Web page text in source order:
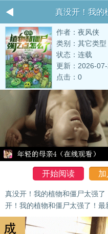
真没开！我的
作者：夜风侠
类别：其它类型
状态：连载
更新：2026-07-
点击：0
开始阅读
真没开！我的植物和僵尸太强
开！我的植物和僵尸太强了！最